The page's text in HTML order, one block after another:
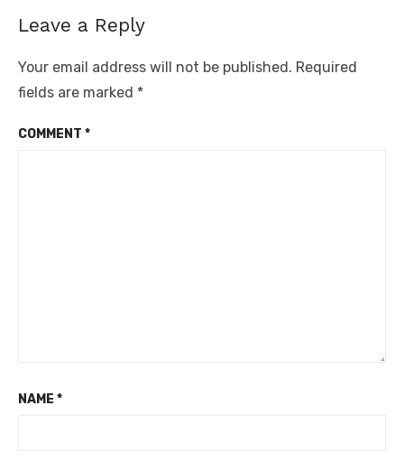
Leave a Reply
Your email address will not be published. Required
fields are marked *
COMMENT *
NAME *